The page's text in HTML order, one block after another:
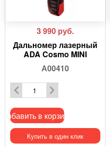
3 990 руб.
Дальномер лазерный
ADA Cosmo MINI
А00410
Добавить в корзину
Купить в один клик